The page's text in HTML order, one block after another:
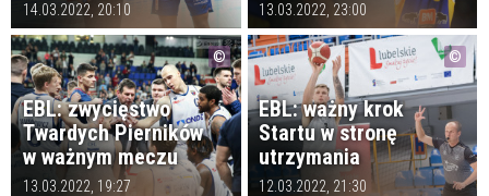
14.03.2022, 20:10 13.03.2022, 23:00
EBL: zwycięstwo
Twardych Pierników
w ważnym meczu
13.03.2022, 19:27
EBL: ważny krok
Startu w stronę
utrzymania
12.03.2022, 21:30